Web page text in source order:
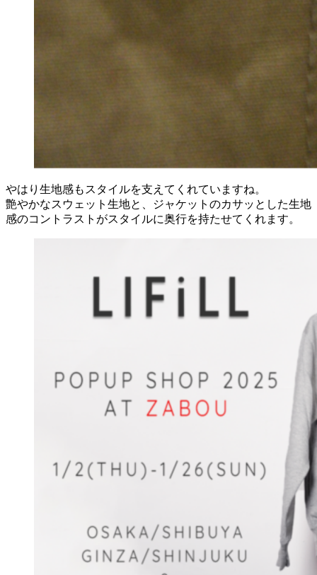
やはり生地感もスタイルを支えてくれていますね。
艶やかなスウェット生地と、ジャケットのカサッとした生地
感のコントラストがスタイルに奥行を持たせてくれます。